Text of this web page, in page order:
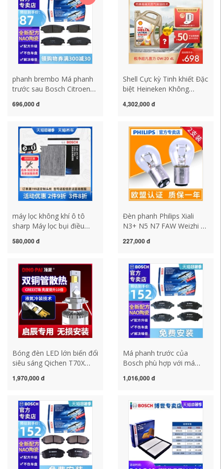
phanh brembo Má phanh
trước sau Bosch Citroen
Triumph C2 New Elysee
má phanh xe camry
696,000 đ
Shell Cực kỳ Tinh khiết Đặc
biệt Heineken Không
thiện với môi trường Dầu
tô 0W-20 4L SP Grade
nhớt số xe tay ga nhớt xe
winner x
4,302,000 đ
máy lọc không khí ô tô
sharp Máy lọc bụi điều
phù hợp cho Kia K2
minh, Rio Freedi, New Jiale
giá bộ lọc khí thải ô tô máy
lọc không khí ô tô xiaomi
580,000 đ
Đèn phanh Philips Xiali
N3+ N5 N7 FAW Weizhi V5
đuôi sau Weizi S80 đèn xi
winner x
227,000 đ
Bóng đèn LED lớn biến đổi
siêu sáng Qichen T70X
D50 den gam oto đèn phá
1,970,000 đ
Má phanh trước của
Bosch phù hợp với má
Venucia D50 Venucia R50
má phanh xe airblade ma
phanh oto
1,016,000 đ